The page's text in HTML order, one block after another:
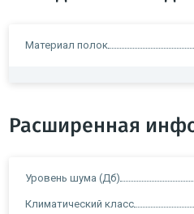
Материал полок
Расширенная
Уровень шума (Дб)
Климатический класс